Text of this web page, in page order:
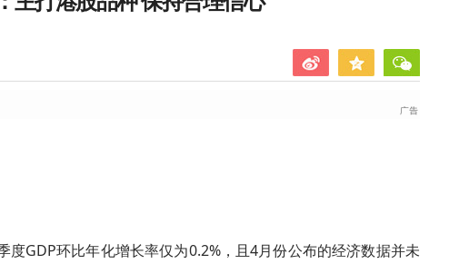
度GDP环比年化增长率仅为0.2%，且4月份公布的经济数据并未